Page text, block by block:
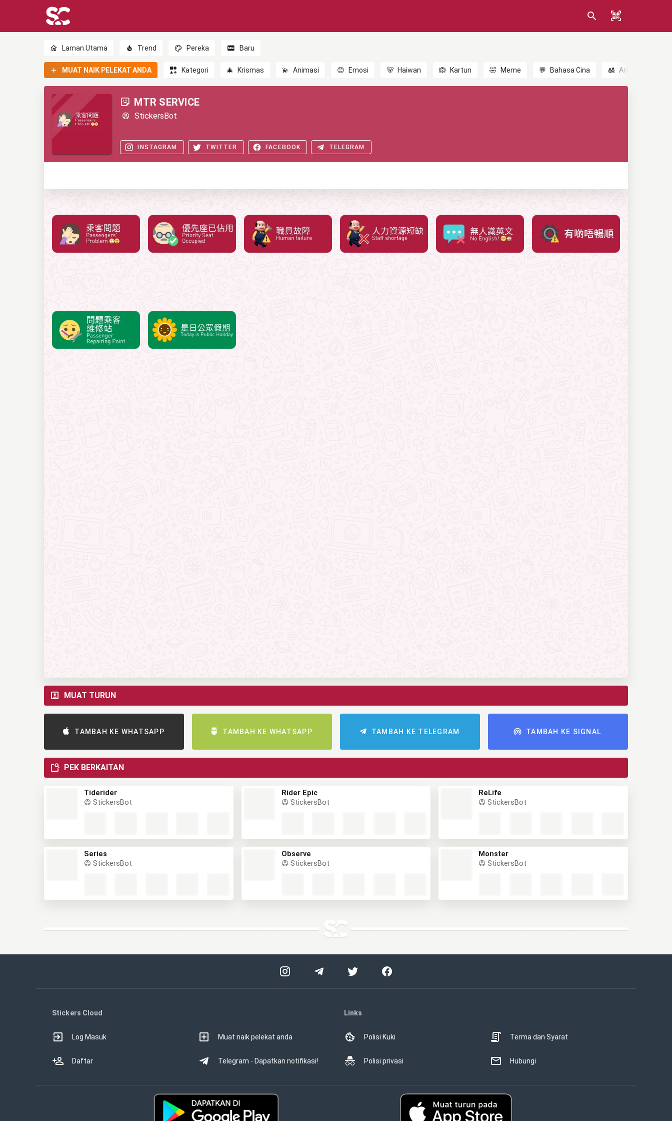
Laman Utama Trend Pereka Baru
MUAT NAIK PELEKAT ANDA Kategori 🎄 Krismas 💫 Animasi 😊 Emosi 🐻 Haiwan 🙉 Kartun 🤣 Meme 💬 Bahasa Cina 🎎 Anime
MTR SERVICE
StickersBot
INSTAGRAM TWITTER FACEBOOK TELEGRAM
MUAT TURUN
TAMBAH KE WHATSAPP TAMBAH KE WHATSAPP TAMBAH KE TELEGRAM TAMBAH KE SIGNAL
PEK BERKAITAN
Tiderider
StickersBot
Rider Epic
StickersBot
ReLife
StickersBot
Series
StickersBot
Observe
StickersBot
Monster
StickersBot
Stickers Cloud
Log Masuk
Daftar
Muat naik pelekat anda
Telegram - Dapatkan notifikasi!
Links
Polisi Kuki
Polisi privasi
Terma dan Syarat
Hubungi